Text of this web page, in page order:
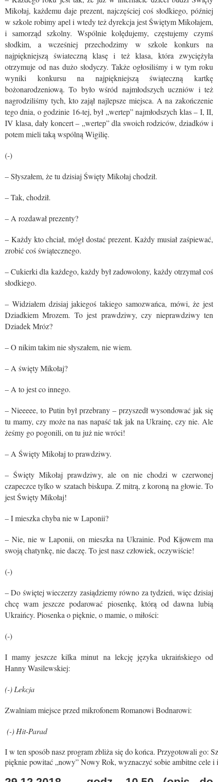
Mikołaj, każdemu daje prezent, najczęściej coś słodkiego, później
w szkole robimy apel i wtedy też dyrekcja jest Świętym Mikołajem,
i samorząd szkolny. Wspólnie kolędujemy, częstujemy czymś
słodkim, a wcześniej przechodzimy w szkole konkurs na
najpiękniejszą świateczną klasę i też klasa, która zwyciężyła
otrzymuje od nas dużo słodyczy. Także ogłosiliśmy i w tym roku
wyniki konkursu na najpiękniejszą świąteczną kartkę
bożonarodzeniową. To było wśród najmłodszych uczniów i też
nagrodziliśmy tych, kto zajął najlepsze miejsca. A na zakończenie
tego dnia, o godzinie 16-tej, był „wertep” najmłodszych klas – I, II,
IV klasa, dały koncert – „wertep” dla swoich rodziców, dziadków i
potem mieli taką wspólną Wigilię.
(-)
– Słyszałem, że tu dzisiaj Święty Mikołaj chodził.
– Tak, chodził.
– A rozdawał prezenty?
– Każdy kto chciał, mógł dostać prezent. Każdy musiał zaśpiewać,
zrobić coś świątecznego.
– Cukierki dla każdego, każdy był zadowolony, każdy otrzymał coś
słodkiego.
– Widziałem dzisiaj jakiegoś takiego samozwańca, mówi, że jest
Dziadkiem Mrozem. To jest prawdziwy, czy nieprawdziwy ten
Dziadek Mróz?
– O nikim takim nie słyszałem, nie wiem.
– A święty Mikołaj?
– A to jest co innego.
– Nieeeee, to Putin był przebrany – przyszedł wysondować jak się
tu mamy, czy może na nas napaść tak jak na Ukrainę, czy nie. Ale
żeśmy go pogonili, on tu już nie wróci!
– A Święty Mikołaj to prawdziwy.
– Święty Mikołaj prawdziwy, ale on nie chodzi w czerwonej
czapeczce tylko w szatach biskupa. Z mitrą, z koroną na głowie. To
jest Święty Mikołaj!
– I mieszka chyba nie w Laponii?
– Nie, nie w Laponii, on mieszka na Ukrainie. Pod Kijowem ma
swoją chatynkę, nie daczę. To jest nasz człowiek, oczywiście!
(-)
– Do świętej wieczerzy zasiądziemy równo za tydzień, więc dzisiaj
chcę wam jeszcze podarować piosenkę, którą od dawna lubią
Ukraińcy. Piosenka o pięknie, o mamie, o miłości:
(-)
I mamy jeszcze kilka minut na lekcję języka ukraińskiego od
Hanny Wasilewskiej:
(-) Lekcja
Zwalniam miejsce przed mikrofonem Romanowi Bodnarowi:
(-) Hit-Parad
I w ten sposób nasz program zbliża się do końca. Przygotowali go:
pięknie powitać „nowy” Nowy Rok, wyznaczyć sobie ambitne cele